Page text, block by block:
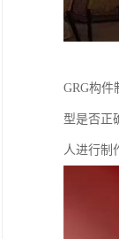
GRG构件
型是否正
人进行制